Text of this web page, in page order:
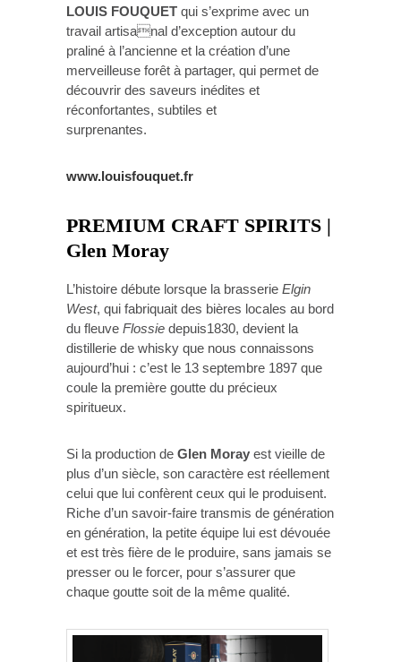
LOUIS FOUQUET qui s’exprime avec un
travail artisanal d’exception autour du
praliné à l’ancienne et la création d’une
merveilleuse forêt à partager, qui permet de
découvrir des saveurs inédites et
réconfortantes, subtiles et
surprenantes.
www.louisfouquet.fr
PREMIUM CRAFT SPIRITS |
Glen Moray
L’histoire débute lorsque la brasserie Elgin
West, qui fabriquait des bières locales au bord
du fleuve Flossie depuis1830, devient la
distillerie de whisky que nous connaissons
aujourd’hui : c’est le 13 septembre 1897 que
coule la première goutte du précieux
spiritueux.
Si la production de Glen Moray est vieille de
plus d’un siècle, son caractère est réellement
celui que lui confèrent ceux qui le produisent.
Riche d’un savoir-faire transmis de génération
en génération, la petite équipe lui est dévouée
et est très fière de le produire, sans jamais se
presser ou le forcer, pour s’assurer que
chaque goutte soit de la même qualité.